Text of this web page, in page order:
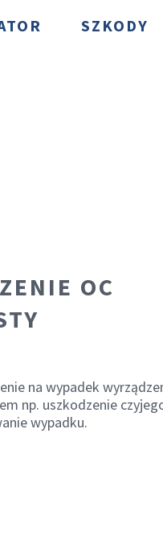
SZKODY
OC
na wypadek
np. uszkodzenie
wypadku.